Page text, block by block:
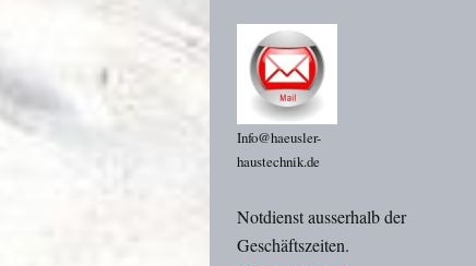
Info@haeusler-
haustechnik.de
Notdienst ausserhalb der
Geschäftszeiten.